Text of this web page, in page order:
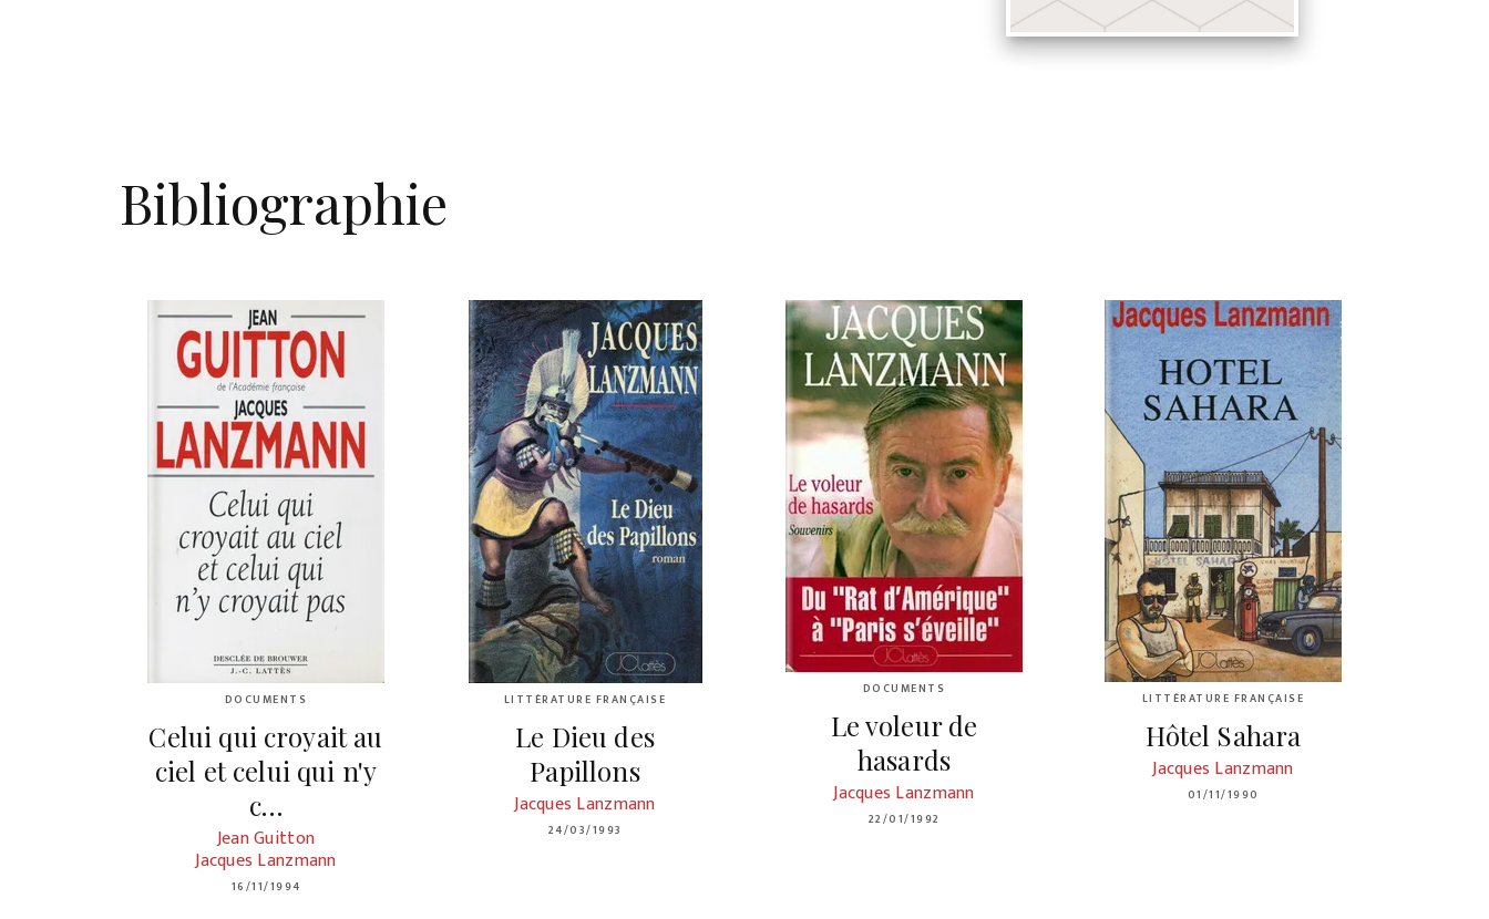
Bibliographie
DOCUMENTS
Celui qui croyait au
ciel et celui qui n'y
c…
Jean Guitton
Jacques Lanzmann
16/11/1994
LITTÉRATURE FRANÇAISE
Le Dieu des
Papillons
Jacques Lanzmann
24/03/1993
DOCUMENTS
Le voleur de
hasards
Jacques Lanzmann
22/01/1992
LITTÉRATURE FRANÇAISE
Hôtel Sahara
Jacques Lanzmann
01/11/1990